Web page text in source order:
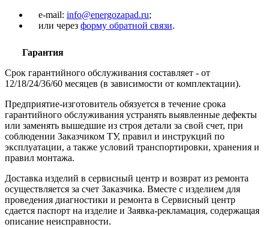
e-mail: info@energozapad.ru;
или через форму обратной связи.
Гарантия
Срок гарантийного обслуживания составляет - от
12/18/24/36/60 месяцев (в зависимости от комплектации).
Предприятие-изготовитель обязуется в течение срока
гарантийного обслуживания устранять выявленные дефекты
или заменять вышедшие из строя детали за свой счет, при
соблюдении Заказчиком ТУ, правил и инструкций по
эксплуатации, а также условий транспортировки, хранения и
правил монтажа.
Доставка изделий в сервисный центр и возврат из ремонта
осуществляется за счет Заказчика. Вместе с изделием для
проведения диагностики и ремонта в Сервисный центр
сдается паспорт на изделие и Заявка-рекламация, содержащая
описание неисправности.